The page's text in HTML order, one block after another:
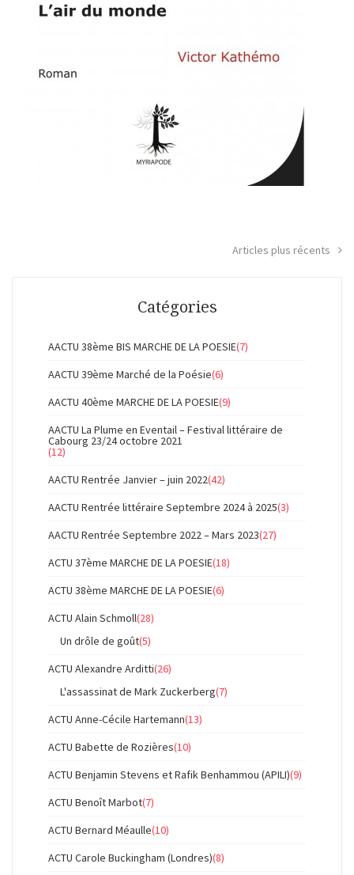
Articles plus récents
Catégories
AACTU 38ème BIS MARCHE DE LA POESIE(7)
AACTU 39ème Marché de la Poésie(6)
AACTU 40ème MARCHE DE LA POESIE(9)
AACTU La Plume en Eventail – Festival littéraire de
Cabourg 23/24 octobre 2021
(12)
AACTU Rentrée Janvier – juin 2022(42)
AACTU Rentrée littéraire Septembre 2024 à 2025(3)
AACTU Rentrée Septembre 2022 – Mars 2023(27)
ACTU 37ème MARCHE DE LA POESIE(18)
ACTU 38ème MARCHE DE LA POESIE(6)
ACTU Alain Schmoll(28)
Un drôle de goût(5)
ACTU Alexandre Arditti(26)
L'assassinat de Mark Zuckerberg(7)
ACTU Anne-Cécile Hartemann(13)
ACTU Babette de Rozières(10)
ACTU Benjamin Stevens et Rafik Benhammou (APILI)(9)
ACTU Benoît Marbot(7)
ACTU Bernard Méaulle(10)
ACTU Carole Buckingham (Londres)(8)